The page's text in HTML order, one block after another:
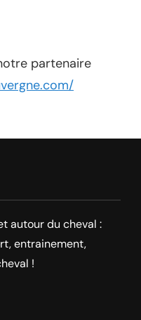
partenaire
autour du cheval :
entrainement,
!